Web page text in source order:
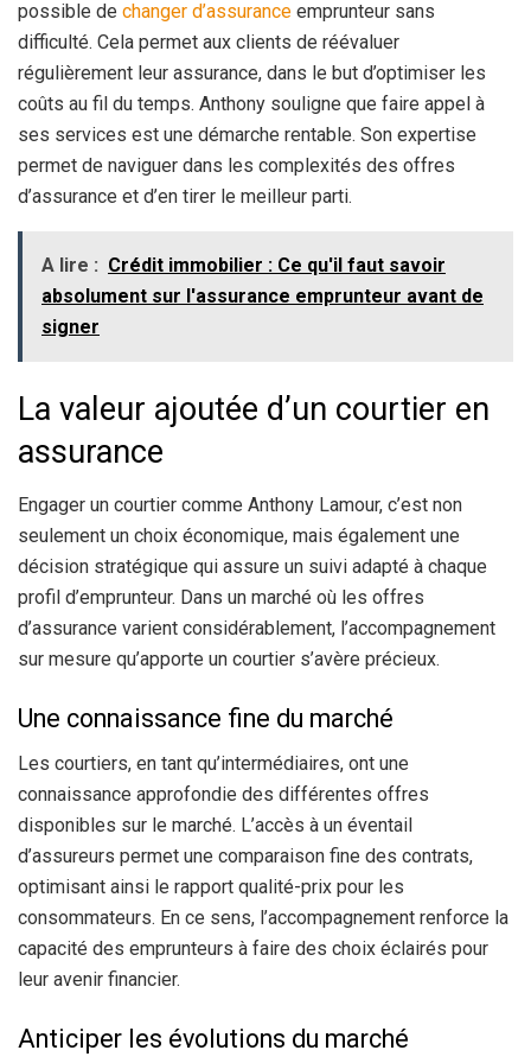
possible de changer d’assurance emprunteur sans
difficulté. Cela permet aux clients de réévaluer
régulièrement leur assurance, dans le but d’optimiser les
coûts au fil du temps. Anthony souligne que faire appel à
ses services est une démarche rentable. Son expertise
permet de naviguer dans les complexités des offres
d’assurance et d’en tirer le meilleur parti.
A lire : Crédit immobilier : Ce qu'il faut savoir
absolument sur l'assurance emprunteur avant de
signer
La valeur ajoutée d’un courtier en
assurance
Engager un courtier comme Anthony Lamour, c’est non
seulement un choix économique, mais également une
décision stratégique qui assure un suivi adapté à chaque
profil d’emprunteur. Dans un marché où les offres
d’assurance varient considérablement, l’accompagnement
sur mesure qu’apporte un courtier s’avère précieux.
Une connaissance fine du marché
Les courtiers, en tant qu’intermédiaires, ont une
connaissance approfondie des différentes offres
disponibles sur le marché. L’accès à un éventail
d’assureurs permet une comparaison fine des contrats,
optimisant ainsi le rapport qualité-prix pour les
consommateurs. En ce sens, l’accompagnement renforce la
capacité des emprunteurs à faire des choix éclairés pour
leur avenir financier.
Anticiper les évolutions du marché